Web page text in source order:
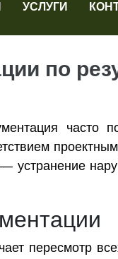
УСЛУГИ
по
часто
устранение
пересмотр